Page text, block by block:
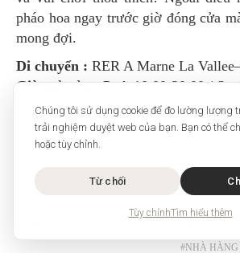
Chúng tôi sử dụng cookie để đo lường lượng truy cập và cải thiện
trải nghiệm duyệt web của bạn. Bạn có thể
hoặc tùy chỉnh.
Từ chối
Tùy chỉnhTìm hiểu thêm
pháo hoa ngay trước giờ đóng cửa
mong đợi.
Di chuyển : RER A Marne La
Giờ mở cửa :Park 10:00-20:00 /
Giá vé : Tùy vào ngày mà giá vé có
48€, các bạn check giá vétại đây
#NHÀ HÀNG